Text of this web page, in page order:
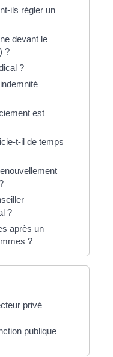
ils régler un
devant le
?
?
est
t-il de temps
?
après un
?
privé
publique